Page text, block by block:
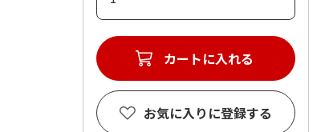
カートに入れる
お気に入りに登録する